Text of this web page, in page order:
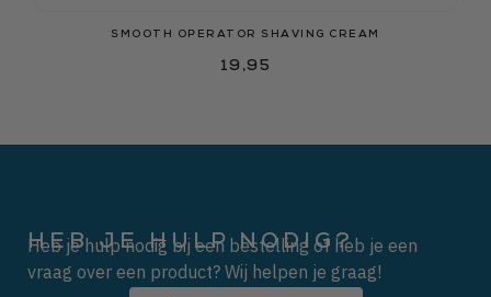
SMOOTH OPERATOR SHAVING CREAM
19,95
HEB JE HULP NODIG?
Heb je hulp nodig bij een bestelling of heb je een
vraag over een product? Wij helpen je graag!